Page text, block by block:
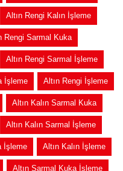
Altın Rengi Kalın İşleme
Rengi Sarmal Kuka
Altın Rengi Sarmal İşleme
İşleme Altın Rengi İşleme
Altın Kalın Sarmal Kuka
Altın Kalın Sarmal İşleme
İşleme Altın Kalın İşleme
Altın Sarmal Kuka İşleme